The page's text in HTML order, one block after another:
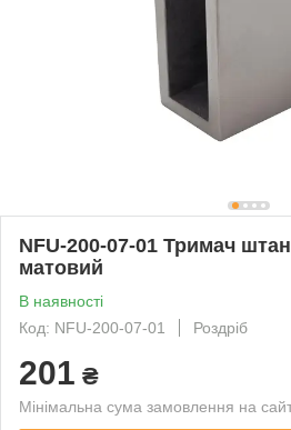
NFU-200-07-01 Тримач
матовий
В наявності
Код: NFU-200-07-01
Роздріб
201 ₴
Мінімальна сума замовлення на